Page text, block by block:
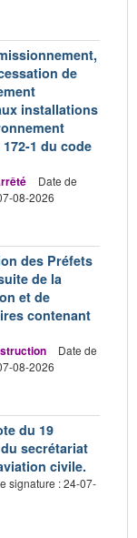
de
installations
1 du code
Date de
08-2026
des Préfets
de la
et de
contenant
Date de
08-2026
du 19
secrétariat
civile.
signature : 24-07-